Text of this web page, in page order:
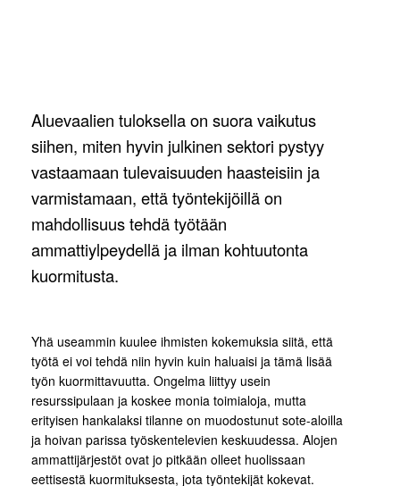
Aluevaalien tuloksella on suora vaikutus
siihen, miten hyvin julkinen sektori pystyy
vastaamaan tulevaisuuden haasteisiin ja
varmistamaan, että työntekijöillä on
mahdollisuus tehdä työtään
ammattiylpeydellä ja ilman kohtuutonta
kuormitusta.
Yhä useammin kuulee ihmisten kokemuksia siitä, että
työtä ei voi tehdä niin hyvin kuin haluaisi ja tämä lisää
työn kuormittavuutta. Ongelma liittyy usein
resurssipulaan ja koskee monia toimialoja, mutta
erityisen hankalaksi tilanne on muodostunut sote-aloilla
ja hoivan parissa työskentelevien keskuudessa. Alojen
ammattijärjestöt ovat jo pitkään olleet huolissaan
eettisestä kuormituksesta, jota työntekijät kokevat.